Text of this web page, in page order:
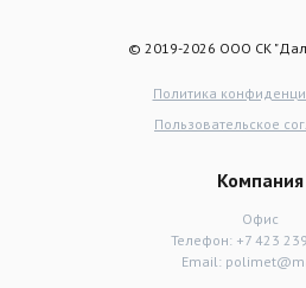
© 2019-2026 ООО СК
Политика
Пользовательское
Компания
Офис
Телефон: +7 423
Email: